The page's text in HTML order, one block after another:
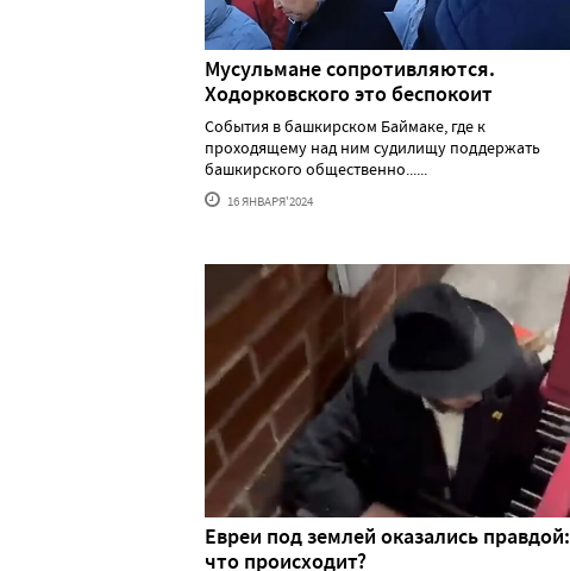
Мусульмане сопротивляются.
Ходорковского это беспокоит
События в башкирском Баймаке, где к
проходящему над ним судилищу поддержать
башкирского общественно......
16 ЯНВАРЯ'2024
Евреи под землей оказались правдой:
что происходит?